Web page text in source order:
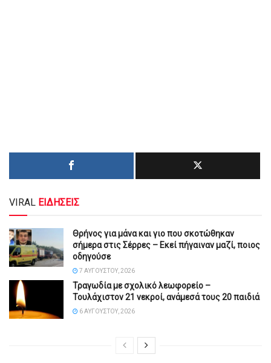
VIRAL ΕΙΔΗΣΕΙΣ
Θρήνος για μάνα και γιο που σκοτώθηκαν
σήμερα στις Σέρρες – Εκεί πήγαιναν μαζί, ποιος
οδηγούσε
7 ΑΥΓΟΎΣΤΟΥ, 2026
Τραγωδία με σχολικό λεωφορείο –
Τουλάχιστον 21 νεκροί, ανάμεσά τους 20 παιδιά
6 ΑΥΓΟΎΣΤΟΥ, 2026